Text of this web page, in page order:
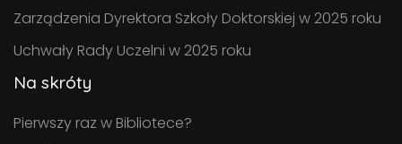
Zarządzenia Dyrektora Szkoły Doktorskiej w 2025 roku
Uchwały Rady Uczelni w 2025 roku
Na skróty
Pierwszy raz w Bibliotece?